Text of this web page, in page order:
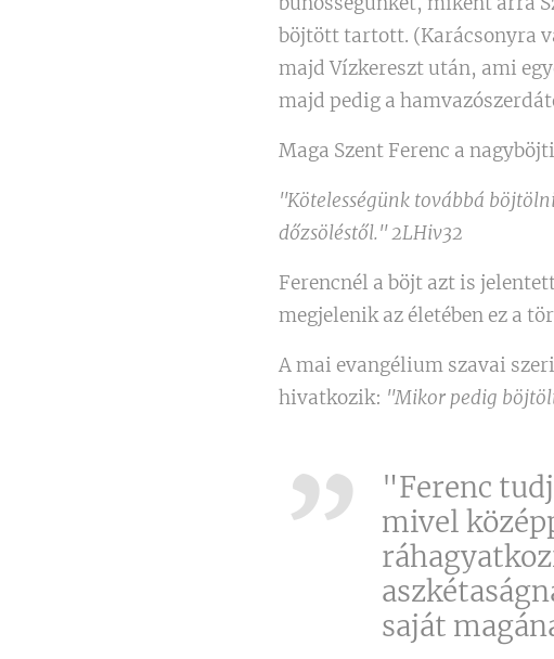
böjtött tartott. (Karácsonyra
majd Vízkereszt után, ami
majd pedig a
Maga Szent Ferenc a
"Kötelességünk továbbá
dőzsöléstől." 2LHiv32
Ferencnél a böjt azt is
megjelenik az életében ez a
A mai evangélium szavai
hivatkozik: "Mikor pedig
"Ferenc
mivel
saját